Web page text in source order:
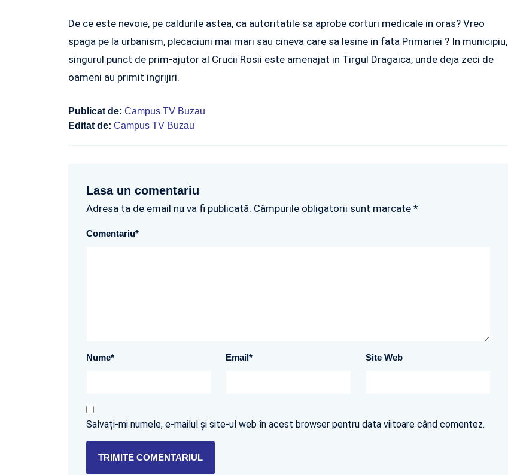
De ce este nevoie, pe caldurile astea, ca autoritatile sa aprobe corturi medicale in oras? Vreo
spaga pe la urbanism, plecaciuni mai mari sau cineva care sa lesine in fata Primariei ? In municipiu,
singurul punct de prim-ajutor al Crucii Rosii este amenajat in Tirgul Dragaica, unde deja zeci de
oameni au primit ingrijiri.
Publicat de: Campus TV Buzau
Editat de: Campus TV Buzau
Lasa un comentariu
Adresa ta de email nu va fi publicată. Câmpurile obligatorii sunt marcate *
Comentariu*
Nume* Email* Site Web
Salvați-mi numele, e-mailul și site-ul web în acest browser pentru data viitoare când comentez.